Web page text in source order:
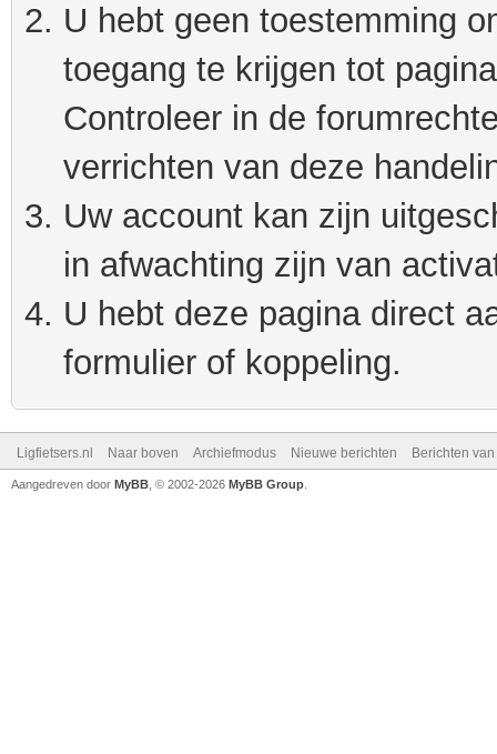
U hebt geen toestemming
toegang te krijgen tot
Controleer in de
verrichten van deze
Uw account kan zijn
in afwachting zijn van
U hebt deze pagina direct
formulier of koppeling.
Ligfietsers.nl Naar boven Archiefmodus Nieuwe berichten Berichten
Aangedreven door MyBB , © 2002-2026 MyBB Group